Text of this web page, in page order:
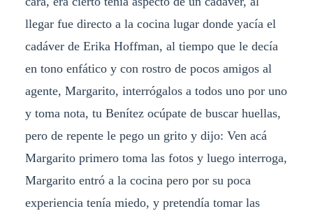
llegar fue directo a la cocina lugar donde yacía el
cadáver de Erika Hoffman, al tiempo que le decía
en tono enfático y con rostro de pocos amigos al
agente, Margarito, interrógalos a todos uno por uno
y toma nota, tu Benítez ocúpate de buscar huellas,
pero de repente le pego un grito y dijo: Ven acá
Margarito primero toma las fotos y luego interroga,
Margarito entró a la cocina pero por su poca
experiencia tenía miedo, y pretendía tomar las